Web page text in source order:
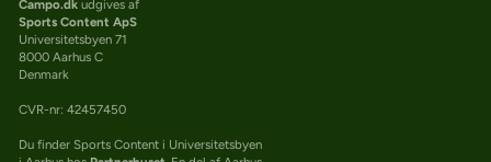
Campo.dkudgives af
Sports Content ApS
Universitetsbyen 71
8000 Aarhus C
Denmark
CVR-nr: 42457450
Du finder Sports Content i Universitetsbyen